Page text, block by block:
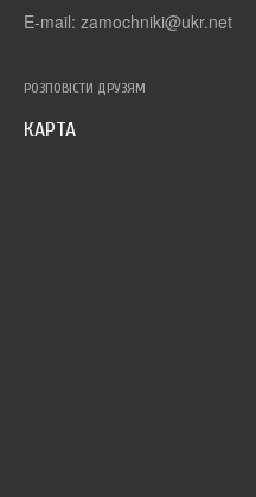
E-mail: zamochniki@ukr.net
РОЗПОВІСТИ ДРУЗЯМ
КАРТА